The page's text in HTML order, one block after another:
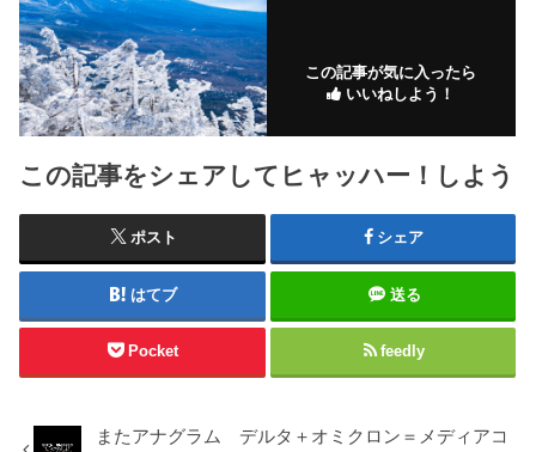
この記事が気に入ったら
いいねしよう！
この記事をシェアしてヒャッハー！しよう
ポスト シェア
はてブ 送る
Pocket feedly
またアナグラム デルタ＋オミクロン＝メディアコ